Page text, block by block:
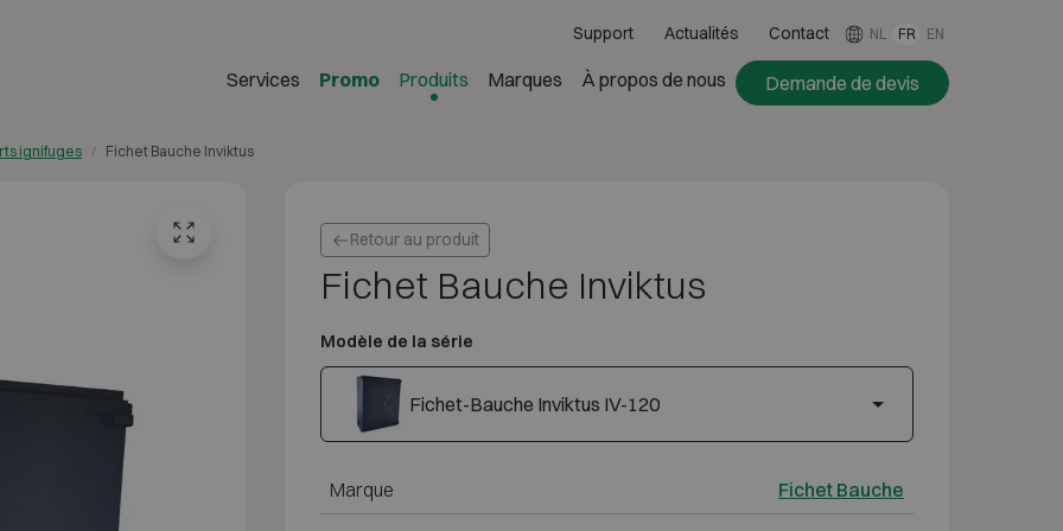
Support Actualités Contact NL FR EN
Services Promo Produits Marques À propos de nous Demande de devis
ignifuges Fichet Bauche Inviktus
Retour au produit
Fichet Bauche Inviktus
Modèle de la série
Fichet-Bauche Inviktus IV-120
Marque Fichet Bauche